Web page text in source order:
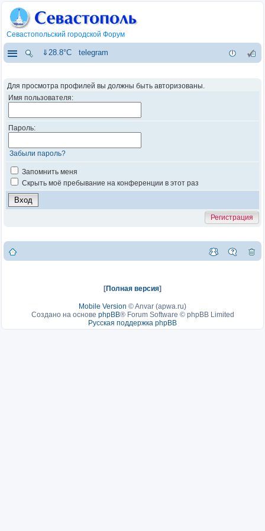
Севастопольский городской Форум
⇓28.8°C telegram
Для просмотра профилей вы должны быть авторизованы.
Имя пользователя:
Пароль:
Забыли пароль?
Запомнить меня
Скрыть моё пребывание на конференции в этот раз
Регистрация
[Полная версия]
Mobile Version ©Anvar (apwa.ru)
Создано на основе phpBB® Forum Software © phpBB Limited
Русская поддержка phpBB